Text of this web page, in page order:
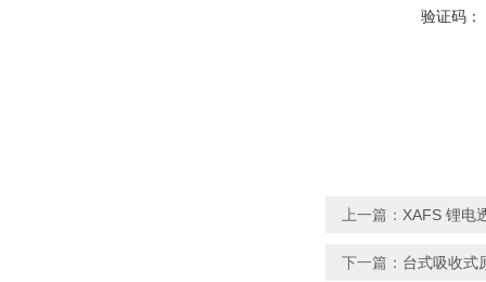
验证码：
上一篇： XAFS 锂电
下一篇： 台式吸收式